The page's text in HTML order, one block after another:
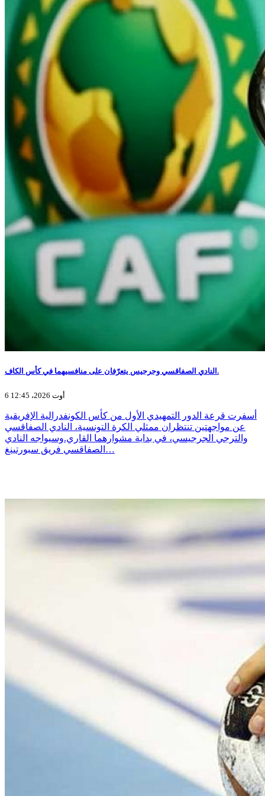
النادي الصفاقسي وجرجيس يتعرّفان على منافسيهما في كأس الكاف.
6 أوت 2026، 12:45
أسفرت قرعة الدور التمهيدي الأول من كأس الكونفدرالية الإفريقية
عن مواجهتين تنتظران ممثلي الكرة التونسية، النادي الصفاقسي
والترجي الجرجيسي، في بداية مشوارهما القاري.وسيواجه النادي
الصفاقسي فريق سبورتينغ…